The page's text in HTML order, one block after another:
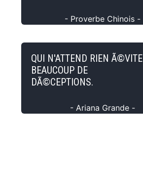
- Proverbe Chinois -
QUI N'ATTEND RIEN Ã©VITE
BEAUCOUP DE
DÃ©CEPTIONS.
- Ariana Grande -